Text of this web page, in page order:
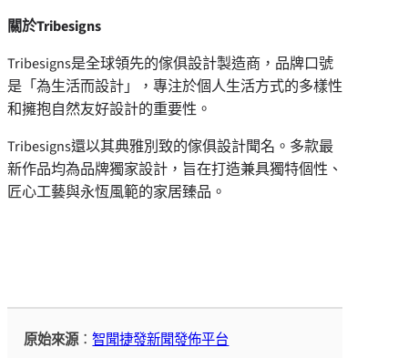
關於Tribesigns
Tribesigns是全球領先的傢俱設計製造商，品牌口號
是「為生活而設計」，專注於個人生活方式的多樣性
和擁抱自然友好設計的重要性。
Tribesigns還以其典雅別致的傢俱設計聞名。多款最
新作品均為品牌獨家設計，旨在打造兼具獨特個性、
匠心工藝與永恆風範的家居臻品。
原始來源：智聞捷發新聞發佈平台